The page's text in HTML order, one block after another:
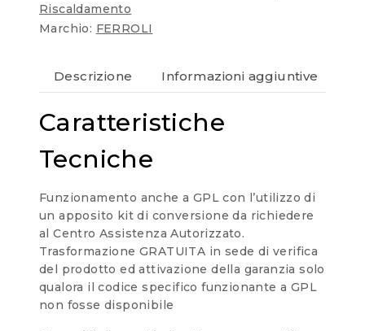
Riscaldamento
Marchio: FERROLI
Descrizione Informazioni aggiuntive
Caratteristiche
Tecniche
Funzionamento anche a GPL con l’utilizzo di
un apposito kit di conversione da richiedere
al Centro Assistenza Autorizzato.
Trasformazione GRATUITA in sede di verifica
del prodotto ed attivazione della garanzia solo
qualora il codice specifico funzionante a GPL
non fosse disponibile